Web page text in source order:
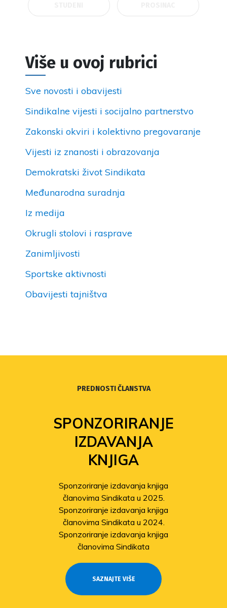
Više u ovoj rubrici
Sve novosti i obavijesti
Sindikalne vijesti i socijalno partnerstvo
Zakonski okviri i kolektivno pregovaranje
Vijesti iz znanosti i obrazovanja
Demokratski život Sindikata
Međunarodna suradnja
Iz medija
Okrugli stolovi i rasprave
Zanimljivosti
Sportske aktivnosti
Obavijesti tajništva
PREDNOSTI ČLANSTVA
SPONZORIRANJE
IZDAVANJA
KNJIGA
Sponzoriranje izdavanja knjiga
članovima Sindikata u 2025.
Sponzoriranje izdavanja knjiga
članovima Sindikata u 2024.
Sponzoriranje izdavanja knjiga
članovima Sindikata
SAZNAJTE VIŠE